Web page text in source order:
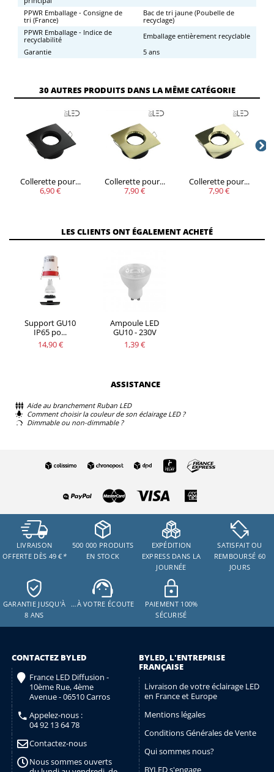
PPWR Emballage - Consigne de
tri (France)
Bac de tri jaune (Poubelle de
recyclage)
PPWR Emballage - Indice de
recyclabilité
Emballage entièrement recyclable
Garantie
5 ans
30 AUTRES PRODUITS DANS LA MÊME CATÉGORIE
Collerette pour...
6,90 €
Collerette pour...
7,90 €
Collerette pour...
7,90 €
LES CLIENTS ONT ÉGALEMENT ACHETÉ
Support GU10
IP65 po...
14,90 €
Ampoule LED
GU10 - 230V
1,39 €
ASSISTANCE
Aide au branchement Ruban LED
Comment choisir la couleur de son éclairage LED ?
Dimmable ou non-dimmable ?
LIVRAISON
OFFERTE DÈS 49 € *
500 000 PRODUITS
EN STOCK
EXPÉDITION
EXPRESS DANS LA
JOURNÉE
SATISFAIT OU
REMBOURSÉ 60
JOURS
GARANTIE JUSQU'À
8 ANS
…À VOTRE ÉCOUTE
PAIEMENT 100%
SÉCURISÉ
CONTACTEZ BYLED
France LED Diffusion -
10ème Rue, 4ème
Avenue - 06510 Carros
Appelez-nous :
04 92 13 64 78
Contactez-nous
Nous sommes ouverts
BYLED, L'ENTREPRISE
FRANÇAISE
Livraison de votre éclairage LED
en France et Europe
Mentions légales
Conditions Générales de Vente
Qui sommes nous?
BYLED s'engage